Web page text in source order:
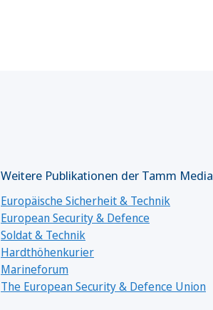
Weitere Publikationen der Tamm Media
Europäische Sicherheit & Technik
European Security & Defence
Soldat & Technik
Hardthöhenkurier
Marineforum
The European Security & Defence Union